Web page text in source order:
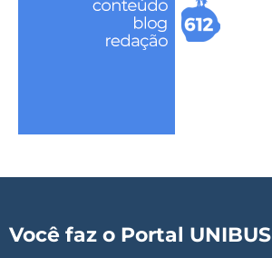
Você faz o Portal UNIBUS